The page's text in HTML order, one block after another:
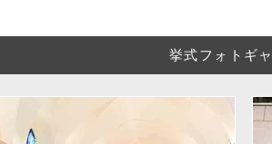
挙式フォトギ